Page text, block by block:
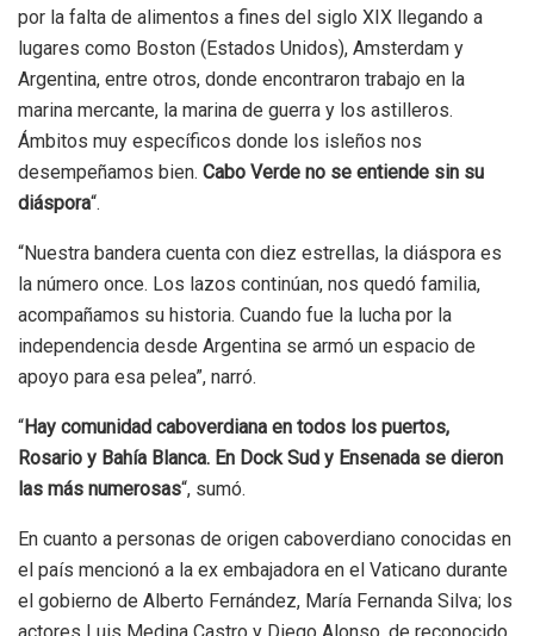
por la falta de alimentos a fines del siglo XIX llegando a
lugares como Boston (Estados Unidos), Amsterdam y
Argentina, entre otros, donde encontraron trabajo en la
marina mercante, la marina de guerra y los astilleros.
Ámbitos muy específicos donde los isleños nos
desempeñamos bien. Cabo Verde no se entiende sin su
diáspora“.
“Nuestra bandera cuenta con diez estrellas, la diáspora es
la número once. Los lazos continúan, nos quedó familia,
acompañamos su historia. Cuando fue la lucha por la
independencia desde Argentina se armó un espacio de
apoyo para esa pelea”, narró.
“Hay comunidad caboverdiana en todos los puertos,
Rosario y Bahía Blanca. En Dock Sud y Ensenada se dieron
las más numerosas“, sumó.
En cuanto a personas de origen caboverdiano conocidas en
el país mencionó a la ex embajadora en el Vaticano durante
el gobierno de Alberto Fernández, María Fernanda Silva; los